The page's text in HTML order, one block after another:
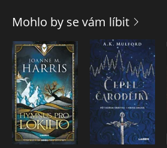
Mohlo by se vám líbit